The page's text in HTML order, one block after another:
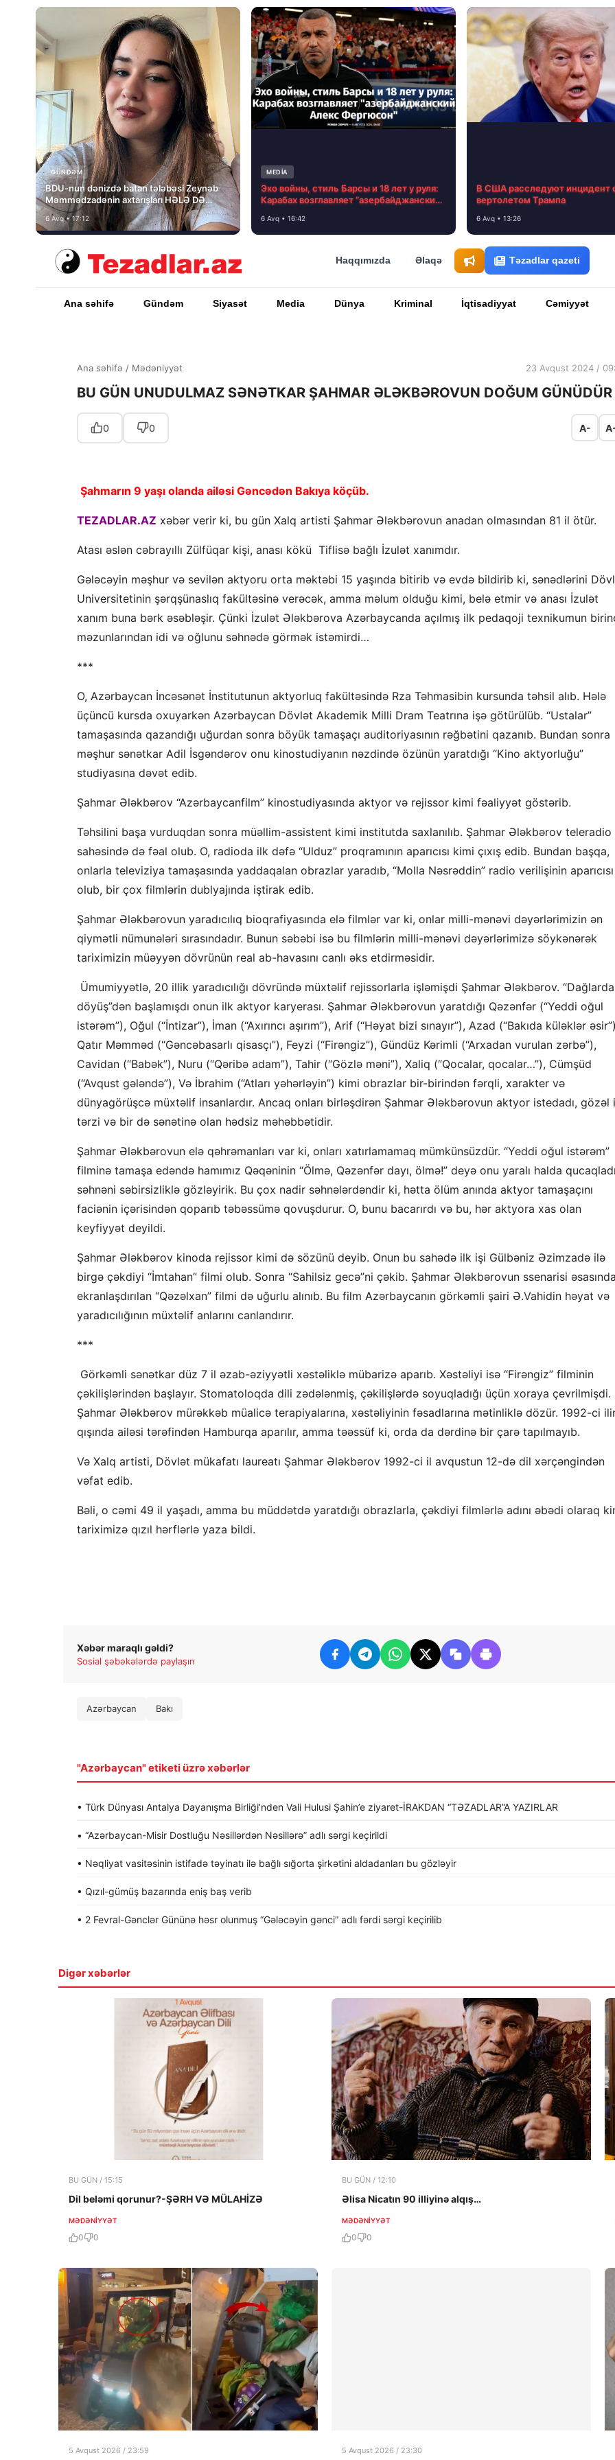
GÜNDƏM
BDU-nun dənizdə batan tələbəsi Zeynəb
Məmmədzadənin axtarışları HƏLƏ DƏ
NƏTİCƏSİZ QALIB!
6 Avq • 17:12
MEDİA
Эхо войны, стиль Барсы и 18 лет у руля:
Карабах возглавляет “азербайджанский
6 Avq • 16:42
В США расследуют инцидент
вертолетом Трампа
6 Avq • 13:26
Haqqımızda Əlaqə Təzadlar qazeti
Ana səhifə Gündəm Siyasət Media Dünya Kriminal İqtisadiyyat Cəmiyyət
Ana səhifə / Mədəniyyət 23 Avqust 2024 /
BU GÜN UNUDULMAZ SƏNƏTKAR ŞAHMAR ƏLƏKBƏROVUN DOĞUM GÜNÜDÜR
0 0 A-
Şahmarın 9 yaşı olanda ailəsi Gəncədən Bakıya köçüb.
TEZADLAR.AZ xəbər verir ki, bu gün Xalq artisti Şahmar Ələkbərovun anadan olmasından 81 il ötür.
Atası əslən cəbrayıllı Zülfüqar kişi, anası kökü Tiflisə bağlı İzulət xanımdır.
Gələcəyin məşhur və sevilən aktyoru orta məktəbi 15 yaşında bitirib və evdə bildirib ki, sənədlərini
Universitetinin şərqşünaslıq fakültəsinə verəcək, amma məlum olduğu kimi, belə etmir və anası İzulət
xanım buna bərk əsəbləşir. Çünki İzulət Ələkbərova Azərbaycanda açılmış ilk pedaqoji texnikumun
məzunlarından idi və oğlunu səhnədə görmək istəmirdi…
***
O, Azərbaycan İncəsənət İnstitutunun aktyorluq fakültəsində Rza Təhmasibin kursunda təhsil alıb. Hələ
üçüncü kursda oxuyarkən Azərbaycan Dövlət Akademik Milli Dram Teatrına işə götürülüb. “Ustalar”
tamaşasında qazandığı uğurdan sonra böyük tamaşaçı auditoriyasının rəğbətini qazanıb. Bundan sonra
məşhur sənətkar Adil İsgəndərоv onu kinostudiyanın nəzdində özünün yaratdığı “Kino aktyorluğu”
studiyasına dəvət edib.
Şahmar Ələkbərov “Azərbaycanfilm” kinostudiyasında aktyor və rejissor kimi fəaliyyət göstərib.
Təhsilini başa vurduqdan sonra müəllim-assistent kimi institutda saxlanılıb. Şahmar Ələkbərоv teleradio
sahəsində də fəal olub. O, radioda ilk dəfə “Ulduz” proqramının aparıcısı kimi çıxış edib. Bundan başqa,
onlarla televiziya tamaşasında yaddaqalan obrazlar yaradıb, “Molla Nəsrəddin” radio verilişinin aparıcısı
olub, bir çox filmlərin dublyajında iştirak edib.
Şahmar Ələkbərovun yaradıcılıq bioqrafiyasında elə filmlər var ki, onlar milli-mənəvi dəyərlərimizin ən
qiymətli nümunələri sırasındadır. Bunun səbəbi isə bu filmlərin milli-mənəvi dəyərlərimizə söykənərək
tariximizin müəyyən dövrünün real ab-havasını canlı əks etdirməsidir.
Ümumiyyətlə, 20 illik yaradıcılığı dövründə müxtəlif rejissorlarla işləmişdi Şahmar Ələkbərov. “Dağlarda
döyüş”dən başlamışdı onun ilk aktyor karyerası. Şahmar Ələkbərovun yaratdığı Qəzənfər (“Yeddi oğul
istərəm”), Oğul (“İntizar”), İman (“Axırıncı aşırım”), Arif (“Həyat bizi sınayır”), Azad (“Bakıda küləklər
Qatır Məmməd (“Gəncəbasarlı qisasçı”), Feyzi (“Firəngiz”), Gündüz Kərimli (“Arxadan vurulan zərbə”),
Cavidan (“Babək”), Nuru (“Qəribə adam”), Tahir (“Gözlə məni”), Xaliq (“Qocalar, qocalar…”), Cümşüd
(“Avqust gələndə”), Və İbrahim (“Atları yəhərləyin”) kimi obrazlar bir-birindən fərqli, xarakter və
dünyagörüşcə müxtəlif insanlardır. Ancaq onları birləşdirən Şahmar Ələkbərovun aktyor istedadı, gözəl
tərzi və bir də sənətinə olan hədsiz məhəbbətidir.
Şahmar Ələkbərovun elə qəhrəmanları var ki, onları xatırlamamaq mümkünsüzdür. “Yeddi oğul istərəm”
filminə tamaşa edəndə hamımız Qəqəninin “Ölmə, Qəzənfər dayı, ölmə!” deyə onu yaralı halda
səhnəni səbirsizliklə gözləyirik. Bu çox nadir səhnələrdəndir ki, hətta ölüm anında aktyor tamaşaçını
faciənin içərisindən qoparıb təbəssümə qovuşdurur. O, bunu bacarırdı və bu, hər aktyora xas olan
keyfiyyət deyildi.
Şahmar Ələkbərov kinoda rejissor kimi də sözünü deyib. Onun bu sahədə ilk işi Gülbəniz Əzimzadə ilə
birgə çəkdiyi “İmtahan” filmi olub. Sonra “Sahilsiz gecə”ni çəkib. Şahmar Ələkbərovun ssenarisi əsasında
ekranlaşdırılan “Qəzəlxan” filmi də uğurlu alınıb. Bu film Azərbaycanın görkəmli şairi Ə.Vahidin həyat və
yaradıcılığının müxtəlif anlarını canlandırır.
***
Görkəmli sənətkar düz 7 il əzab-əziyyətli xəstəliklə mübarizə aparıb. Xəstəliyi isə “Firəngiz” filminin
çəkilişlərindən başlayır. Stomatoloqda dili zədələnmiş, çəkilişlərdə soyuqladığı üçün xoraya çevrilmişdi.
Şahmar Ələkbərov mürəkkəb müalicə terapiyalarına, xəstəliyinin fəsadlarına mətinliklə dözür. 1992-ci
qışında ailəsi tərəfindən Hamburqa aparılır, amma təəssüf ki, orda da dərdinə bir çarə tapılmayıb.
Və Xalq artisti, Dövlət mükafatı laureatı Şahmar Ələkbərov 1992-ci il avqustun 12-də dil xərçəngindən
vəfat edib.
Bəli, o cəmi 49 il yaşadı, amma bu müddətdə yaratdığı obrazlarla, çəkdiyi filmlərlə adını əbədi olaraq
tariximizə qızıl hərflərlə yaza bildi.
Xəbər maraqlı gəldi?
Sosial şəbəkələrdə paylaşın
Azərbaycan Bakı
"Azərbaycan" etiketi üzrə xəbərlər
• Türk Dünyası Antalya Dayanışma Birliği’nden Vali Hulusi Şahin’e ziyaret-İRAKDAN “TƏZADLAR”A YAZIRLAR
• “Azərbaycan-Misir Dostluğu Nəsillərdən Nəsillərə” adlı sərgi keçirildi
• Nəqliyat vasitəsinin istifadə təyinatı ilə bağlı sığorta şirkətini aldadanları bu gözləyir
• Qızıl-gümüş bazarında eniş baş verib
• 2 Fevral-Gənclər Gününə həsr olunmuş “Gələcəyin gənci” adlı fərdi sərgi keçirilib
Digər xəbərlər
BU GÜN / 15:15
Dil beləmi qorunur?-ŞƏRH VƏ MÜLAHİZƏ
MƏDƏNIYYƏT
0 0
BU GÜN / 12:10
Əlisa Nicatın 90 illiyinə alqış…
MƏDƏNIYYƏT
0 0
5 Avqust 2026 / 23:59 5 Avqust 2026 / 23:30